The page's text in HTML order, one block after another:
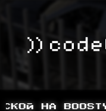
НА BOOSTY,